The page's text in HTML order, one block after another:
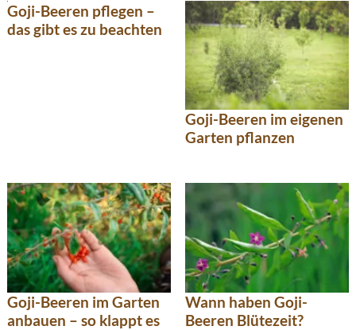
Goji-Beeren pflegen –
das gibt es zu beachten
Goji-Beeren im eigenen
Garten pflanzen
Goji-Beeren im Garten
anbauen – so klappt es
Wann haben Goji-
Beeren Blütezeit?